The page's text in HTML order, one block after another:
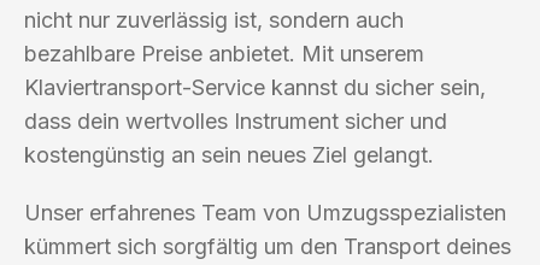
nicht nur zuverlässig ist, sondern auch
bezahlbare Preise anbietet. Mit unserem
Klaviertransport-Service kannst du sicher sein,
dass dein wertvolles Instrument sicher und
kostengünstig an sein neues Ziel gelangt.
Unser erfahrenes Team von Umzugsspezialisten
kümmert sich sorgfältig um den Transport deines